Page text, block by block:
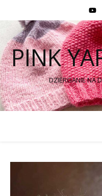
PINK
DZIERGANIE NA